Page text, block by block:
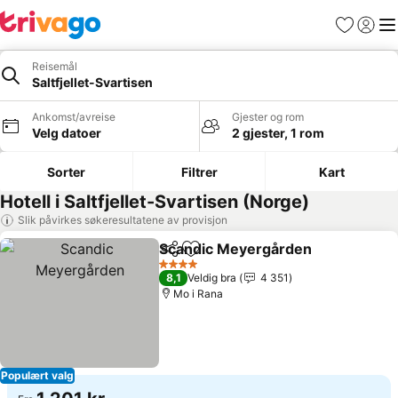
Favoritter
Logg
Reisemål
Saltfjellet-Svartisen
Ankomst/avreise
Velg datoer
Gjester og rom
2 gjester, 1 rom
Sorter Filtrer Kart
Hotell i Saltfjellet-Svartisen (Norge)
Slik påvirkes søkeresultatene av provisjon
Populært valg
Del Legg til i favoritter
Scandic Meyergården
4 Stjerner
8,1 Veldig bra
4 351
Mo i Rana